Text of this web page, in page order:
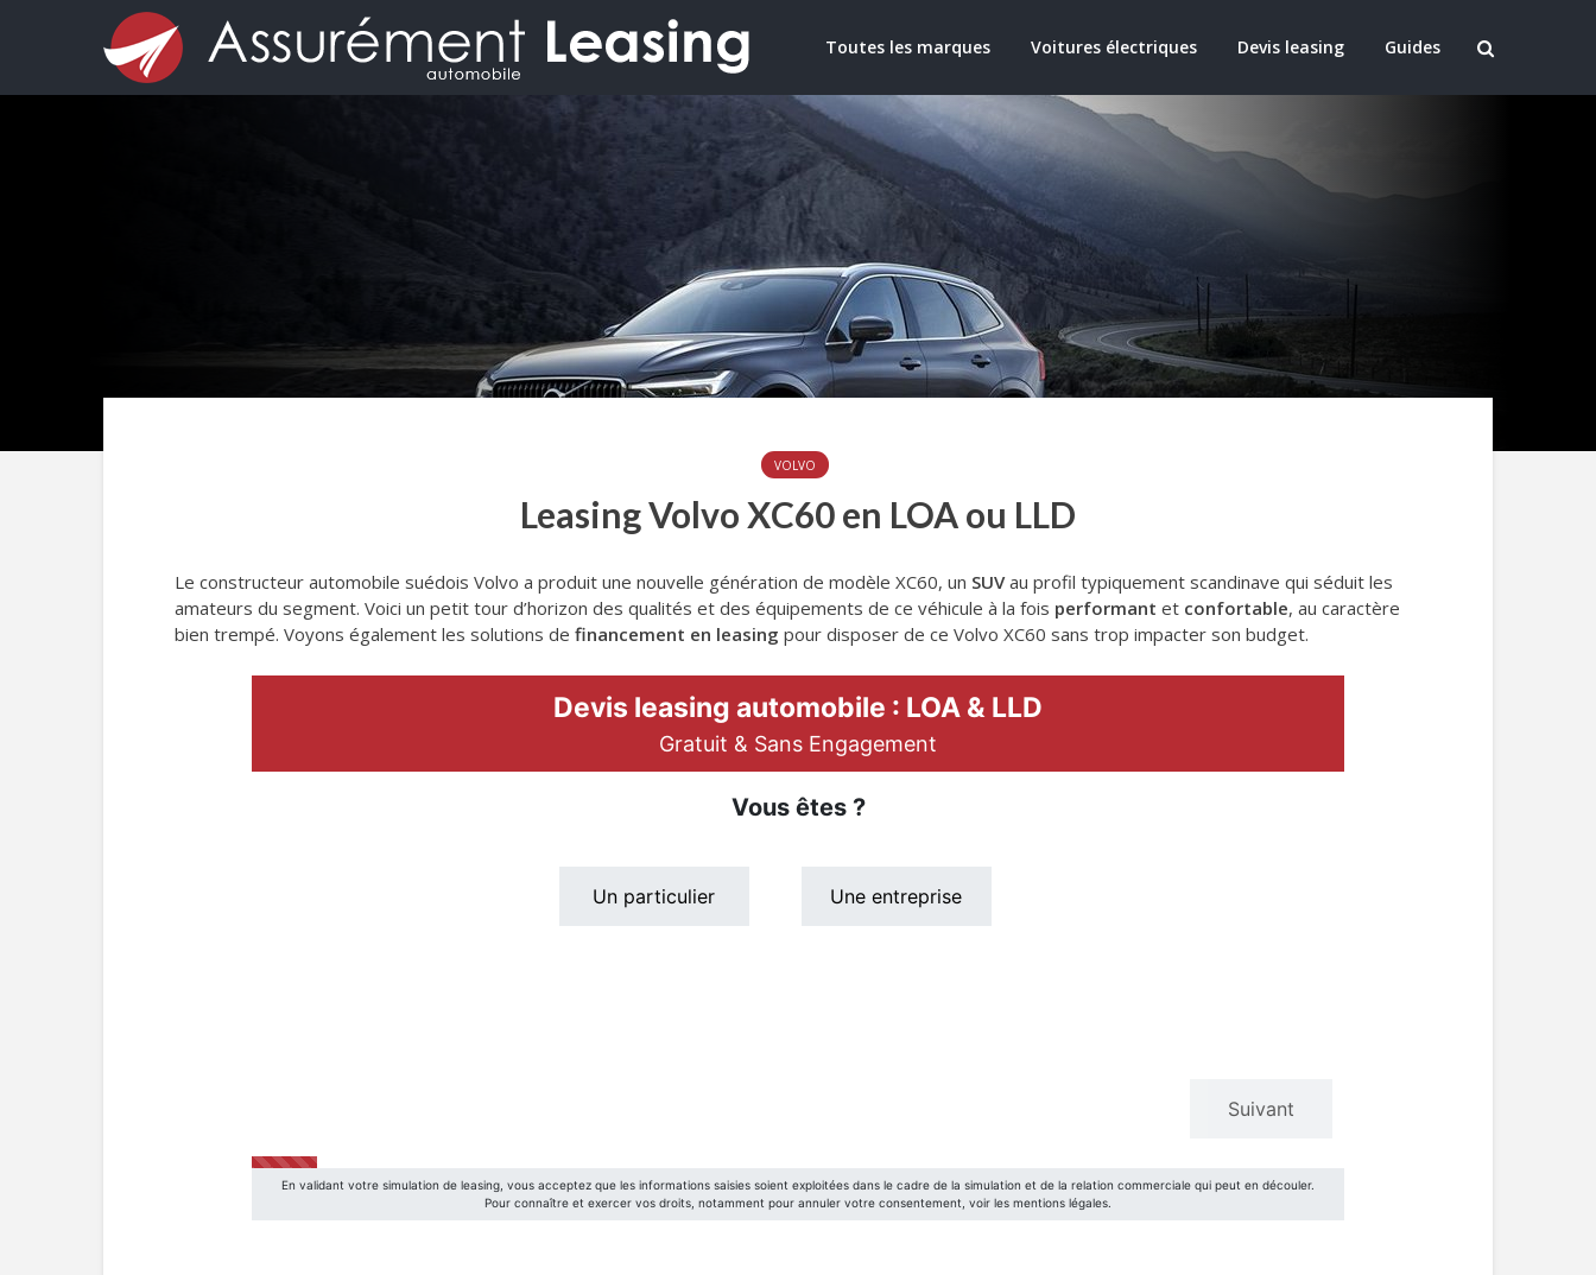
Toutes les marques Voitures électriques Devis leasing Guides
VOLVO
Leasing Volvo XC60 en LOA ou LLD
Le constructeur automobile suédois Volvo a produit une nouvelle génération de modèle XC60, un SUVau profil typiquement scandinave qui séduit les
amateurs du segment. Voici un petit tour d’horizon des qualités et des équipements de ce véhicule à la fois performant et confortable, au caractère
bien trempé. Voyons également les solutions de financement en leasing pour disposer de ce Volvo XC60 sans trop impacter son budget.